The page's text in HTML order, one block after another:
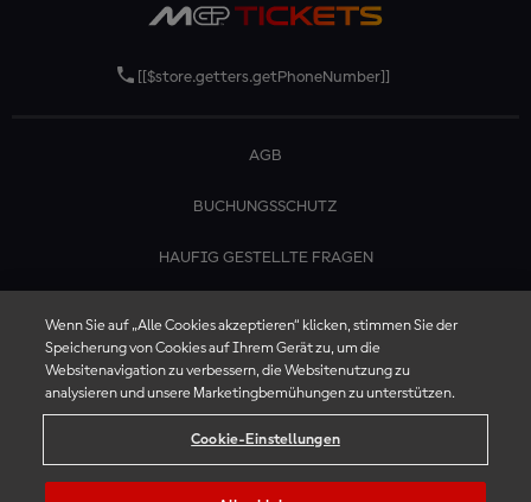
[[$store.getters.getPhoneNumber]]
AGB
BUCHUNGSSCHUTZ
HAUFIG GESTELLTE FRAGEN
Wenn Sie auf „Alle Cookies akzeptieren“ klicken, stimmen Sie der
Speicherung von Cookies auf Ihrem Gerät zu, um die
Websitenavigation zu verbessern, die Websitenutzung zu
analysieren und unsere Marketingbemühungen zu unterstützen.
Cookie-Einstellungen